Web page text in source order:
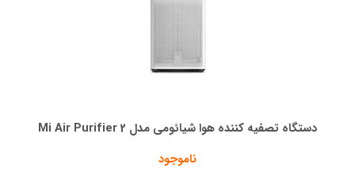
دستگاه تصفیه کننده هوا شیائومی مدل Mi Air Purifier 2
ناموجود